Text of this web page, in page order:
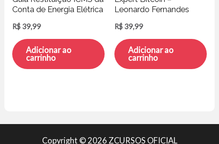
Conta de Energia Elétrica
R$ 39,99
Adicionar ao
carrinho
Leonardo Fernandes
R$ 39,99
Adicionar ao
carrinho
Copyright © 2026 ZCURSOS OFICIAL